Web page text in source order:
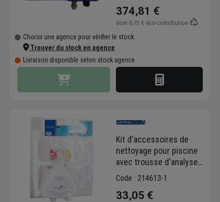
374,81 €
dont 0,72 € éco-contribution
Choisir une agence pour vérifier le stock
Trouver du stock en agence
Livraison disponible selon stock agence
Kit d'accessoires de
nettoyage pour piscine
avec trousse d'analyse
et thermomètre -
Astralpool
Code : 214613-1
33,05 €